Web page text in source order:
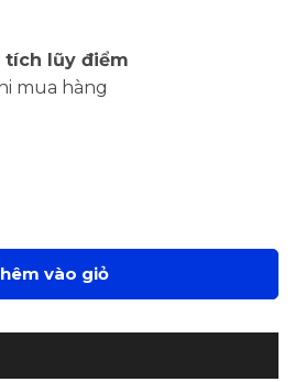
tích lũy điểm
mua hàng
vào giỏ